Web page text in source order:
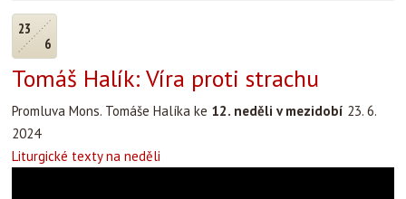
23
6
Tomáš Halík: Víra proti strachu
Promluva Mons. Tomáše Halíka ke 12. neděli v mezidobí 23. 6.
2024
Liturgické texty na neděli